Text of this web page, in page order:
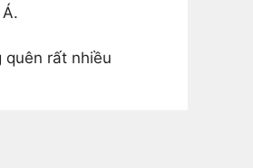
rất nhiều